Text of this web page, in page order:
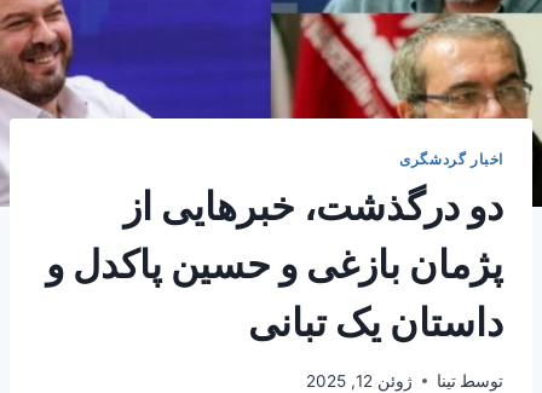
اخبار گردشگری
دو درگذشت، خبرهایی از
پژمان بازغی و حسین پاکدل و
داستان یک تبانی
توسط تینا ژوئن 12, 2025